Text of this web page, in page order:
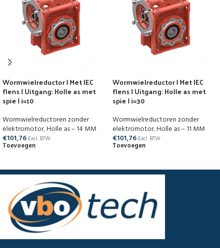
Wormwielreductor | Met IEC
flens | Uitgang: Holle as met
spie | i=10
Wormwielreductoren zonder
elektromotor,Holle as – 14 MM
€101,76 Excl. BTW
Toevoegen
Wormwielreductor | Met IEC
flens | Uitgang: Holle as met
spie | i=30
Wormwielreductoren zonder
elektromotor,Holle as – 11 MM
€101,76 Excl. BTW
Toevoegen